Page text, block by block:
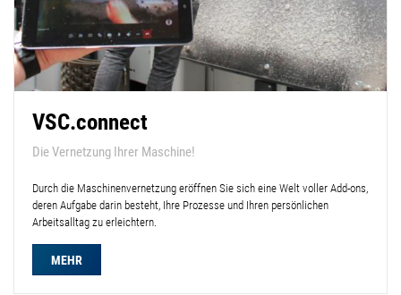
VSC.connect
Die Vernetzung Ihrer Maschine!
Durch die Maschinenvernetzung eröffnen Sie sich eine Welt voller Add-ons,
deren Aufgabe darin besteht, Ihre Prozesse und Ihren persönlichen
Arbeitsalltag zu erleichtern.
MEHR